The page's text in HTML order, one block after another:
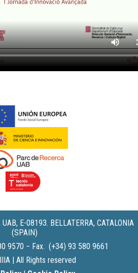
E-08193. BELLATERRA, CATALONIA
(SPAIN)
9570 − Fax. (+34) 93 580 9661
| All Rights reserved